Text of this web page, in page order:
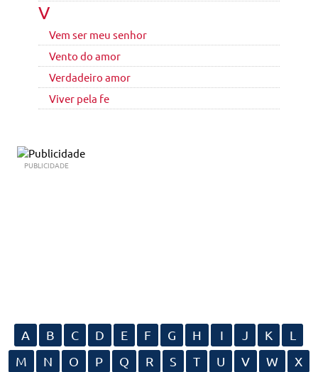
V
Vem ser meu senhor
Vento do amor
Verdadeiro amor
Viver pela fe
PUBLICIDADE
A B C D E F G H I J K
L
M
N O P Q R S T U V W X